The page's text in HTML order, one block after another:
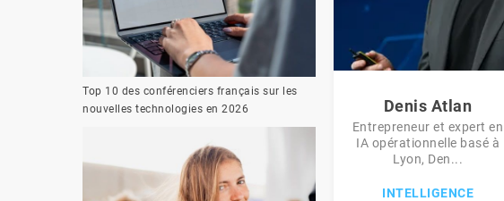
Top 10 des conférenciers français sur les
nouvelles technologies en 2026
Denis Atlan
Entrepreneur et expert en
IA opérationnelle basé à
Lyon, Den...
INTELLIGENCE